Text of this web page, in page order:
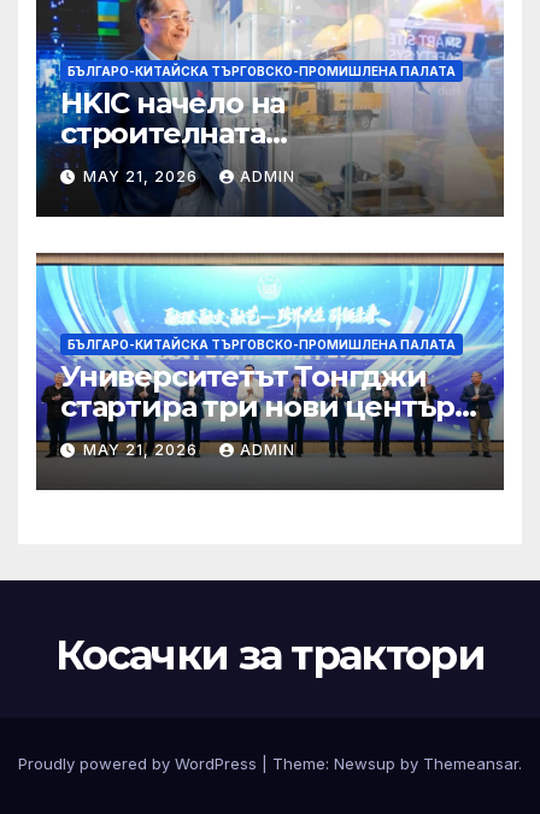
БЪЛГАРО-КИТАЙСКА ТЪРГОВСКО-ПРОМИШЛЕНА ПАЛАТА
HKIC начело на
строителната
трансформация на Хонконг
чрез приемане на AI+
MAY 21, 2026 ADMIN
БЪЛГАРО-КИТАЙСКА ТЪРГОВСКО-ПРОМИШЛЕНА ПАЛАТА
Университетът Тонгджи
стартира три нови центъра
за обучение
MAY 21, 2026 ADMIN
Косачки за трактори
Proudly powered by WordPress Theme: Newsup by Themeansar.